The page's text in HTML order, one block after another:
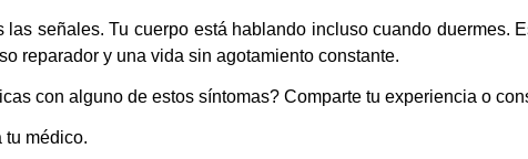
las señales. Tu cuerpo está hablando incluso cuando duermes.
reparador y una vida sin agotamiento constante.
con alguno de estos síntomas? Comparte tu experiencia o
tu médico.